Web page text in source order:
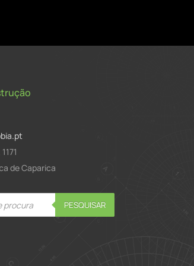
de Caparica
PESQUISAR